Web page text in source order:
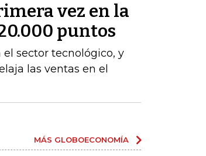
vez en la
puntos
sector tecnológico, y
las ventas en el
MÁS GLOBOECONOMÍA